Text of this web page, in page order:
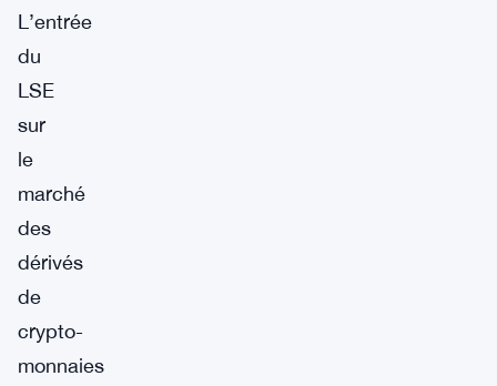
L’entrée
du
LSE
sur
le
marché
des
dérivés
de
crypto-
monnaies